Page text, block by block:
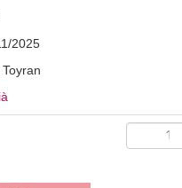
2025